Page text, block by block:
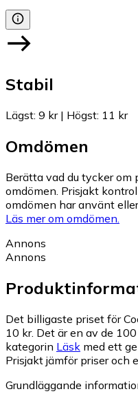
Stabil
Lägst: 9 kr| Högst: 11 kr
Omdömen
Berätta vad du tycker om
omdömen. Prisjakt
omdömen har använt
Läs mer om omdömen.
Annons
Annons
Det billigaste priset för
10 kr. Det är en av de
kategorin Läsk med ett
Prisjakt jämför priser och
Grundläggande